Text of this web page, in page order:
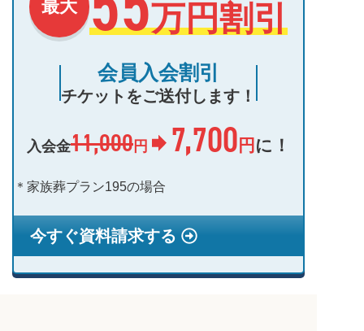
最大 万円割引
会員入会割引
チケットをご送付します！
入会金11,000円 7,700円に！
＊家族葬プラン195の場合
今すぐ資料請求する